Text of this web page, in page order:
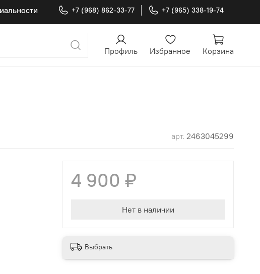
+7 (968) 862-33-77 +7 (965) 338-19-74
Профиль Избранное Корзина
арт. 2463045299
4 900 ₽
Нет в наличии
Выбрать